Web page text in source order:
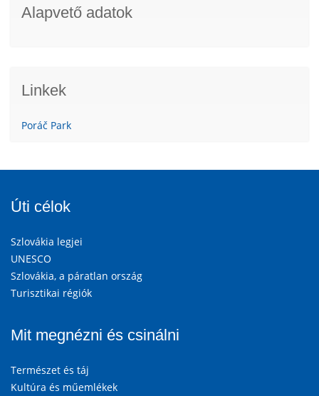
Alapvető adatok
Linkek
Poráč Park
Úti célok
Szlovákia legjei
UNESCO
Szlovákia, a páratlan ország
Turisztikai régiók
Mit megnézni és csinálni
Természet és táj
Kultúra és műemlékek